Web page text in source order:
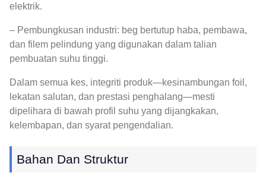
elektrik.
– Pembungkusan industri: beg bertutup haba, pembawa,
dan filem pelindung yang digunakan dalam talian
pembuatan suhu tinggi.
Dalam semua kes, integriti produk—kesinambungan foil,
lekatan salutan, dan prestasi penghalang—mesti
dipelihara di bawah profil suhu yang dijangkakan,
kelembapan, dan syarat pengendalian.
Bahan Dan Struktur